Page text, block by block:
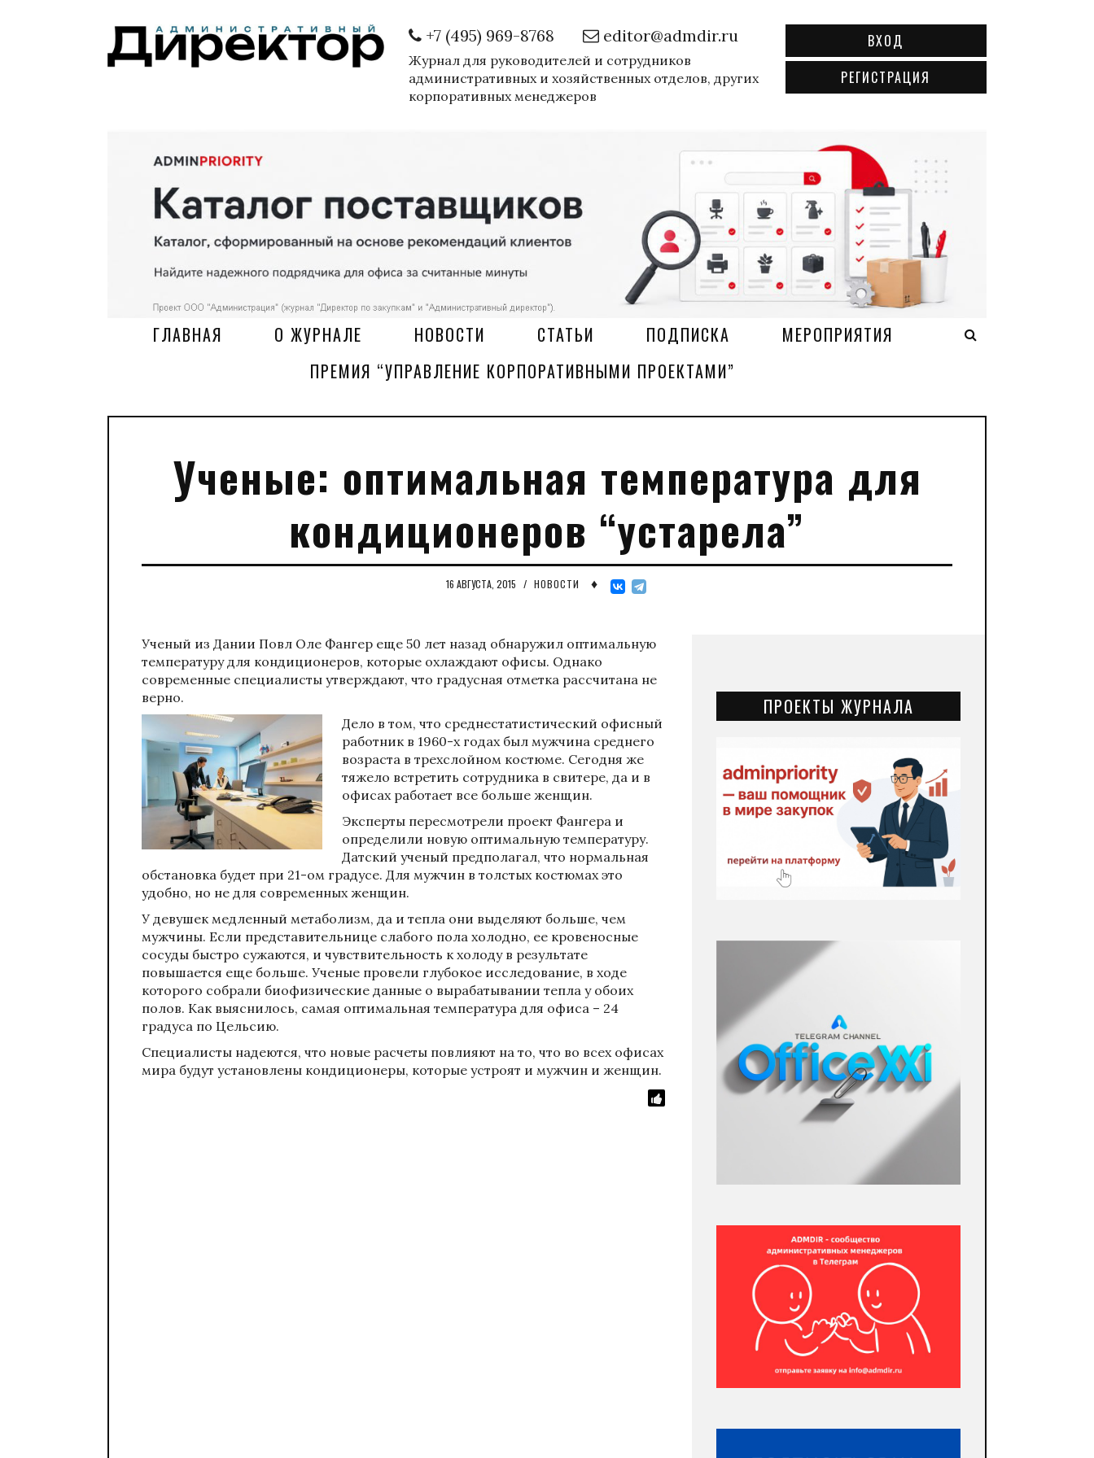
+7 (495) 969-8768 editor@admdir.ru
Журнал для руководителей и сотрудников
административных и хозяйственных отделов, других
корпоративных менеджеров
ВХОД
РЕГИСТРАЦИЯ
ГЛАВНАЯ О ЖУРНАЛЕ НОВОСТИ СТАТЬИ ПОДПИСКА
МЕРОПРИЯТИЯ
ПРЕМИЯ “УПРАВЛЕНИЕ КОРПОРАТИВНЫМИ ПРОЕКТАМИ”
Ученые: оптимальная температура для
кондиционеров “устарела”
16 АВГУСТА, 2015 / НОВОСТИ ♦
Ученый из Дании Повл Оле Фангер еще 50 лет назад обнаружил оптимальную
температуру для кондиционеров, которые охлаждают офисы. Однако
современные специалисты утверждают, что градусная отметка рассчитана не
верно.
Дело в том, что среднестатистический офисный
работник в 1960-х годах был мужчина среднего
возраста в трехслойном костюме. Сегодня же
тяжело встретить сотрудника в свитере, да и в
офисах работает все больше женщин.
Эксперты пересмотрели проект Фангера и
определили новую оптимальную температуру.
Датский ученый предполагал, что нормальная
обстановка будет при 21-ом градусе. Для мужчин в толстых костюмах это
удобно, но не для современных женщин.
У девушек медленный метаболизм, да и тепла они выделяют больше, чем
мужчины. Если представительнице слабого пола холодно, ее кровеносные
сосуды быстро сужаются, и чувствительность к холоду в результате
повышается еще больше. Ученые провели глубокое исследование, в ходе
которого собрали биофизические данные о вырабатывании тепла у обоих
полов. Как выяснилось, самая оптимальная температура для офиса – 24
градуса по Цельсию.
Специалисты надеются, что новые расчеты повлияют на то, что во всех офисах
мира будут установлены кондиционеры, которые устроят и мужчин и женщин.
ПРОЕКТЫ ЖУРНАЛА